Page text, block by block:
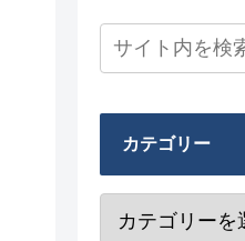
カテゴリー